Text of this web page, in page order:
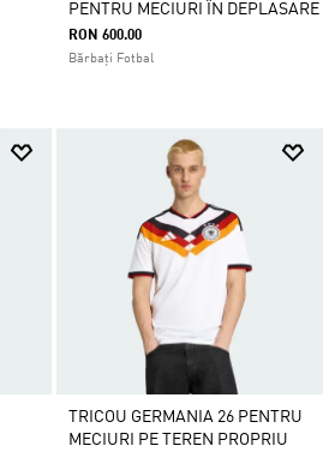
PENTRU MECIURI ÎN DEPLASARE
RON 600.00
Bărbați Fotbal
TRICOU GERMANIA 26 PENTRU
MECIURI PE TEREN PROPRIU